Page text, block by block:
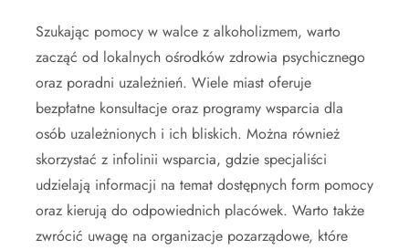
Szukając pomocy w walce z alkoholizmem, warto
zacząć od lokalnych ośrodków zdrowia psychicznego
oraz poradni uzależnień. Wiele miast oferuje
bezpłatne konsultacje oraz programy wsparcia dla
osób uzależnionych i ich bliskich. Można również
skorzystać z infolinii wsparcia, gdzie specjaliści
udzielają informacji na temat dostępnych form pomocy
oraz kierują do odpowiednich placówek. Warto także
zwrócić uwagę na organizacje pozarządowe, które